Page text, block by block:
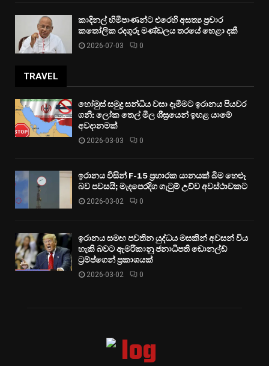
කාදිනල් හිමිපාණන්ට එරෙහි අසත්‍ය ප්‍රචාර
කතෝලික රදගුරු මණ්ඩලය තරයේ හෙළා දකී
2026-07-03 0
TRAVEL
හෝමුස් සමුද්‍ර සන්ධිය වසා දැමීමට ඉරානය පියවර
ගනී: ලෝක තෙල් මිල ශීඝ්‍රයෙන් ඉහළ යාමේ
අවදානමක්
2026-03-03 0
ඉරානය විසින් F-15 ප්‍රහාරක යානයක් බිම හෙළූ
බව පවසයි; මැදපෙරදිග ගැටුම් උච්ච අවස්ථාවකට
2026-03-02 0
ඉරානය සමඟ පවතින යුද්ධය මසකින් අවසන් විය
හැකි බවට ඇමරිකානු ජනාධිපති ඩොනල්ඩ්
ට්‍රම්ප්ගෙන් ප්‍රකාශයක්
2026-03-02 0